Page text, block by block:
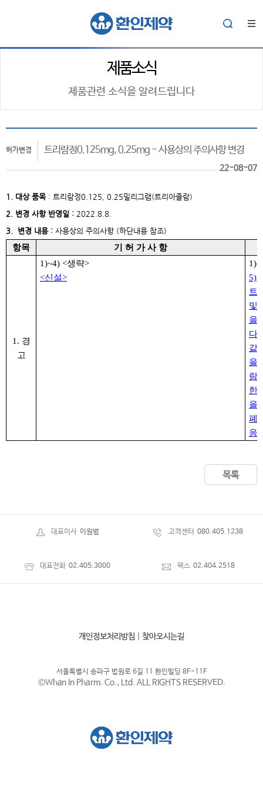
제품소식
제품관련 소식을 알려드립니다
허가변경 트리람정0.125mg, 0.25mg - 사용상의 주의사항 변경
22-08-07
1. 대상품목 : 트리람정0.125, 0.25밀리그램(트리아졸람)
2. 변경 사항 반영일 : 2022.8.8.
3. 변경 내용 : 사용상의 주의사항 (하단내용 참조)
항목 기 허 가 사 항
1. 경
고
1)~4) <생략>
<신설>
5)
트
및
을
다
같
을
람
한
을
폐
응
목록
대표이사 이원범 고객센터 080.405.1238
대표전화 02.405.3000 팩스 02.404.2518
개인정보처리방침 찾아오시는길
서울특별시 송파구 법원로 6길 11 환인빌딩 8F-11F
©Whan In Pharm. Co., Ltd. ALL RIGHTS RESERVED.